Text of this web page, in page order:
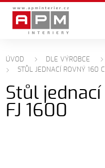
ÚVOD DLE VÝROBCE
STŮL JEDNACÍ ROVNÝ 160
Stůl
FJ 1600